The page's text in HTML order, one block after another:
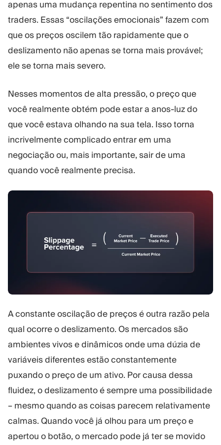
apenas uma mudança repentina no sentimento dos
traders. Essas “oscilações emocionais” fazem com
que os preços oscilem tão rapidamente que o
deslizamento não apenas se torna mais provável;
ele se torna mais severo.
Nesses momentos de alta pressão, o preço que
você realmente obtém pode estar a anos-luz do
que você estava olhando na sua tela. Isso torna
incrivelmente complicado entrar em uma
negociação ou, mais importante, sair de uma
quando você realmente precisa.
A constante oscilação de preços é outra razão pela
qual ocorre o deslizamento. Os mercados são
ambientes vivos e dinâmicos onde uma dúzia de
variáveis diferentes estão constantemente
puxando o preço de um ativo. Por causa dessa
fluidez, o deslizamento é sempre uma possibilidade
– mesmo quando as coisas parecem relativamente
calmas. Quando você já olhou para um preço e
apertou o botão, o mercado pode já ter se movido